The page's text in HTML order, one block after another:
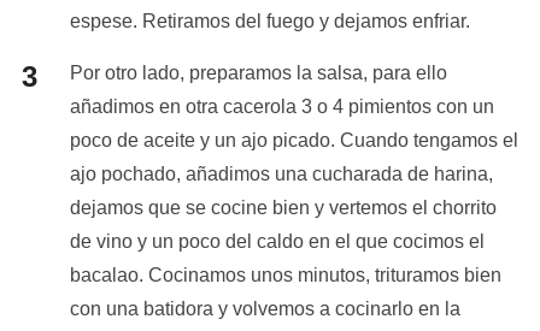
espese. Retiramos del fuego y dejamos enfriar.
Por otro lado, preparamos la salsa, para ello
añadimos en otra cacerola 3 o 4 pimientos con un
poco de aceite y un ajo picado. Cuando tengamos el
ajo pochado, añadimos una cucharada de harina,
dejamos que se cocine bien y vertemos el chorrito
de vino y un poco del caldo en el que cocimos el
bacalao. Cocinamos unos minutos, trituramos bien
con una batidora y volvemos a cocinarlo en la